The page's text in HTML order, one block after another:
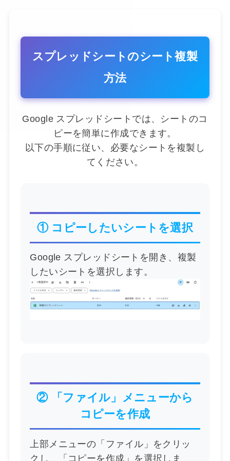
スプレッドシートのシート複製
方法
Google スプレッドシートでは、シートのコ
ピーを簡単に作成できます。
以下の手順に従い、必要なシートを複製し
てください。
① コピーしたいシートを選択
Google スプレッドシートを開き、複製
したいシートを選択します。
② 「ファイル」メニューから
コピーを作成
上部メニューの「ファイル」をクリッ
クし、「コピーを作成」を選択しま